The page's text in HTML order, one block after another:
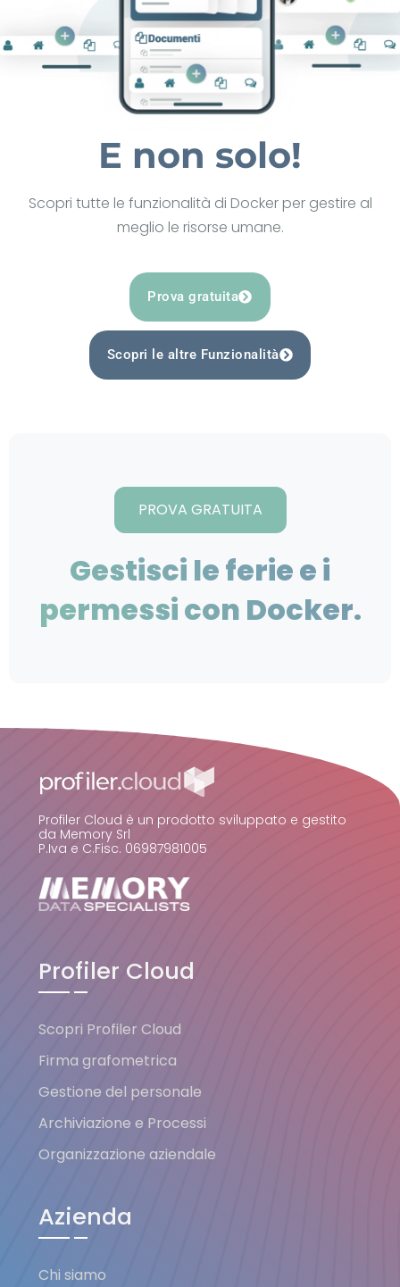
E non solo!
Scopri tutte le funzionalità di Docker per gestire al
meglio le risorse umane.
Prova gratuita
Scopri le altre Funzionalità
PROVA GRATUITA
Gestisci le ferie e i
permessi con Docker.
Profiler Cloud è un prodotto sviluppato e gestito
da Memory Srl
P.Iva e C.Fisc. 06987981005
Profiler Cloud
Scopri Profiler Cloud
Firma grafometrica
Gestione del personale
Archiviazione e Processi
Organizzazione aziendale
Azienda
Chi siamo